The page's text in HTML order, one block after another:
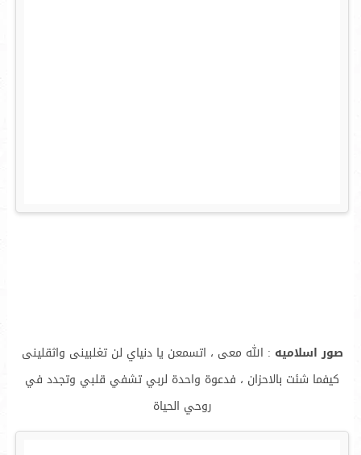
صور اسلاميه : الله معى ، اتسمعن يا دنياي لن تغلبينى واثقلينى
كيفما شئت بالاحزان ، فدعوة واحدة لربي تشفي قلبي وتجدد في
روحي الحياة